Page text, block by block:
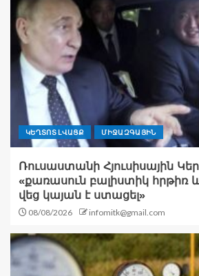
ԿԵՂՏՈՏ ԼՎԱՑՔ ՄԻՋԱԶԳԱՅԻՆ
Ռուսաստանի Հյուսիսային
«քառասուն բալիստիկ հրթիռ
վեց կայան է ստացել»
08/08/2026 infomitk@gmail.com